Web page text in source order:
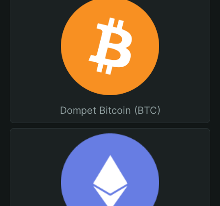
Dompet Bitcoin (BTC)